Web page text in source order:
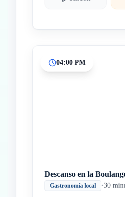
04:00 PM
Descanso en la
Gastronomía local •30